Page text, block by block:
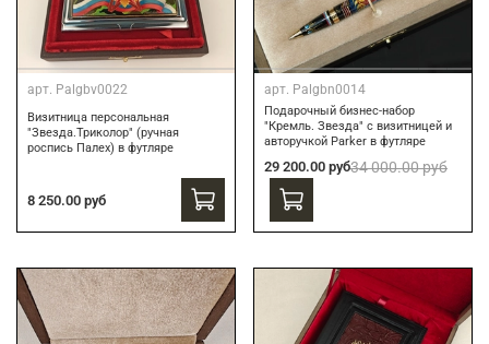
арт. Palgbv0022
Визитница персональная
"Звезда.Триколор" (ручная
роспись Палех) в футляре
8 250.00 руб
арт. Palgbn0014
Подарочный бизнес-набор
"Кремль. Звезда" с визитницей и
авторучкой Parker в футляре
29 200.00 руб34 000.00 руб